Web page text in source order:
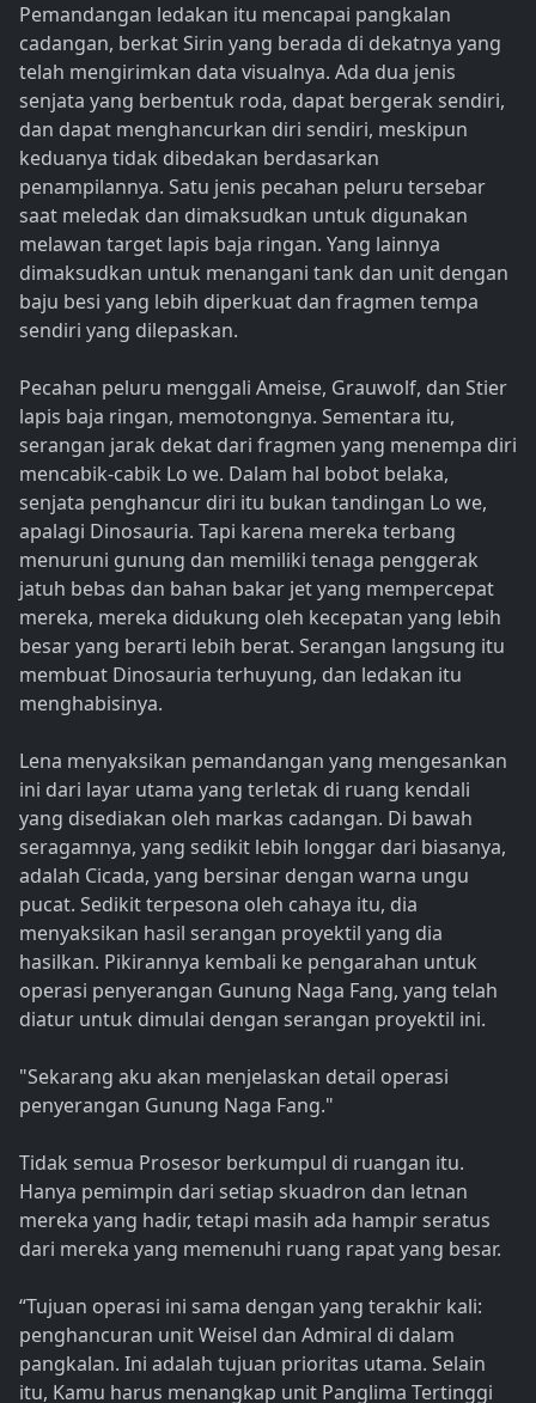
Pemandangan ledakan itu mencapai pangkalan
cadangan, berkat Sirin yang berada di dekatnya yang
telah mengirimkan data visualnya. Ada dua jenis
senjata yang berbentuk roda, dapat bergerak sendiri,
dan dapat menghancurkan diri sendiri, meskipun
keduanya tidak dibedakan berdasarkan
penampilannya. Satu jenis pecahan peluru tersebar
saat meledak dan dimaksudkan untuk digunakan
melawan target lapis baja ringan. Yang lainnya
dimaksudkan untuk menangani tank dan unit dengan
baju besi yang lebih diperkuat dan fragmen tempa
sendiri yang dilepaskan.
Pecahan peluru menggali Ameise, Grauwolf, dan Stier
lapis baja ringan, memotongnya. Sementara itu,
serangan jarak dekat dari fragmen yang menempa diri
mencabik-cabik Lo we. Dalam hal bobot belaka,
senjata penghancur diri itu bukan tandingan Lo we,
apalagi Dinosauria. Tapi karena mereka terbang
menuruni gunung dan memiliki tenaga penggerak
jatuh bebas dan bahan bakar jet yang mempercepat
mereka, mereka didukung oleh kecepatan yang lebih
besar yang berarti lebih berat. Serangan langsung itu
membuat Dinosauria terhuyung, dan ledakan itu
menghabisinya.
Lena menyaksikan pemandangan yang mengesankan
ini dari layar utama yang terletak di ruang kendali
yang disediakan oleh markas cadangan. Di bawah
seragamnya, yang sedikit lebih longgar dari biasanya,
adalah Cicada, yang bersinar dengan warna ungu
pucat. Sedikit terpesona oleh cahaya itu, dia
menyaksikan hasil serangan proyektil yang dia
hasilkan. Pikirannya kembali ke pengarahan untuk
operasi penyerangan Gunung Naga Fang, yang telah
diatur untuk dimulai dengan serangan proyektil ini.
"Sekarang aku akan menjelaskan detail operasi
penyerangan Gunung Naga Fang."
Tidak semua Prosesor berkumpul di ruangan itu.
Hanya pemimpin dari setiap skuadron dan letnan
mereka yang hadir, tetapi masih ada hampir seratus
dari mereka yang memenuhi ruang rapat yang besar.
“Tujuan operasi ini sama dengan yang terakhir kali:
penghancuran unit Weisel dan Admiral di dalam
pangkalan. Ini adalah tujuan prioritas utama. Selain
itu, Kamu harus menangkap unit Panglima Tertinggi